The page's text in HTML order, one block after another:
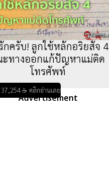
กครับ! ลูกใช้หลักอริยสัจ 4
ะทางออกแก้ปัญหาแม่ติด
โทรศัพท์
☕ คลิกอ่านเลย
Advertisement